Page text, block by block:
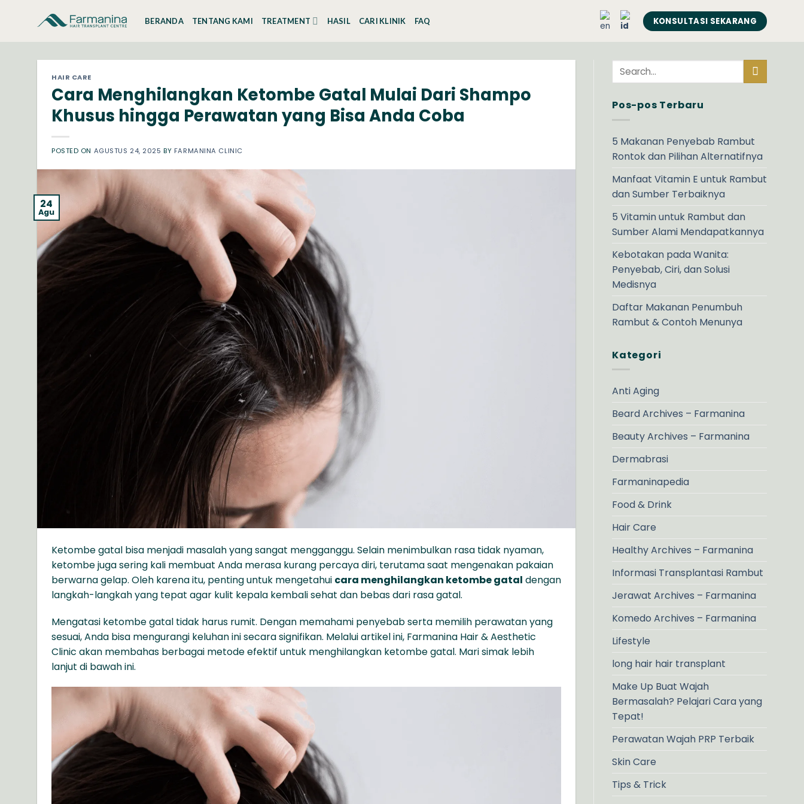
BERANDA TENTANG KAMI TREATMENT HASIL CARI KLINIK FAQ KONSULTASI SEKARANG
HAIR CARE
Cara Menghilangkan Ketombe Gatal Mulai Dari Shampo
Khusus hingga Perawatan yang Bisa Anda Coba
POSTED ON AGUSTUS 24, 2025 BY FARMANINA CLINIC
24
Agu
Ketombe gatal bisa menjadi masalah yang sangat mengganggu. Selain menimbulkan rasa tidak nyaman,
ketombe juga sering kali membuat Anda merasa kurang percaya diri, terutama saat mengenakan pakaian
berwarna gelap. Oleh karena itu, penting untuk mengetahui cara menghilangkan ketombe gatal dengan
langkah-langkah yang tepat agar kulit kepala kembali sehat dan bebas dari rasa gatal.
Mengatasi ketombe gatal tidak harus rumit. Dengan memahami penyebab serta memilih perawatan yang
sesuai, Anda bisa mengurangi keluhan ini secara signifikan. Melalui artikel ini, Farmanina Hair & Aesthetic
Clinic akan membahas berbagai metode efektif untuk menghilangkan ketombe gatal. Mari simak lebih
lanjut di bawah ini.
Pos-pos Terbaru
5 Makanan Penyebab Rambut
Rontok dan Pilihan Alternatifnya
Manfaat Vitamin E untuk Rambut
dan Sumber Terbaiknya
5 Vitamin untuk Rambut dan
Sumber Alami Mendapatkannya
Kebotakan pada Wanita:
Penyebab, Ciri, dan Solusi
Medisnya
Daftar Makanan Penumbuh
Rambut & Contoh Menunya
Kategori
Anti Aging
Beard Archives – Farmanina
Beauty Archives – Farmanina
Dermabrasi
Farmaninapedia
Food & Drink
Hair Care
Healthy Archives – Farmanina
Informasi Transplantasi Rambut
Jerawat Archives – Farmanina
Komedo Archives – Farmanina
Lifestyle
long hair hair transplant
Make Up Buat Wajah
Bermasalah? Pelajari Cara yang
Tepat!
Perawatan Wajah PRP Terbaik
Skin Care
Tips & Trick